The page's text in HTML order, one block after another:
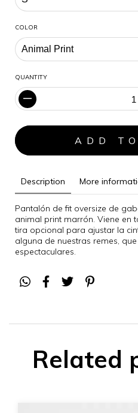
COLOR
QUANTITY
Description More
Pantalón de fit oversize de
animal print marrón. Viene en
tira opcional para ajustar la
alguna de nuestras remes,
espectaculares.
Related